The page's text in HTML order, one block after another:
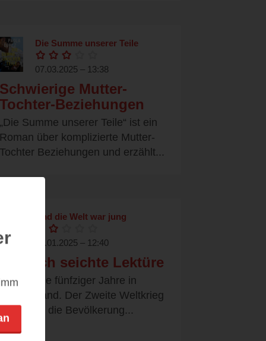
Die Summe unserer Teile
07.03.2025 – 13:38
Schwierige Mutter-
Tochter-Beziehungen
„Die Summe unserer Teile“ ist ein
Roman über komplizierte Mutter-
Tochter Beziehungen und erzählt...
Und die Welt war jung
07.01.2025 – 12:40
ziemlich seichte Lektüre
Es sind die fünfziger Jahre in
Deutschland. Der Zweite Weltkrieg
ist vorbei, die Bevölkerung...